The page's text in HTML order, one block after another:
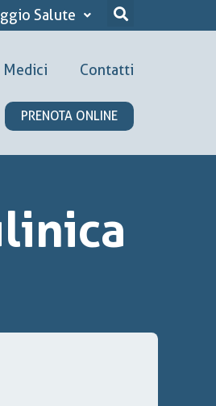
Salute
Medici Contatti
PRENOTA ONLINE